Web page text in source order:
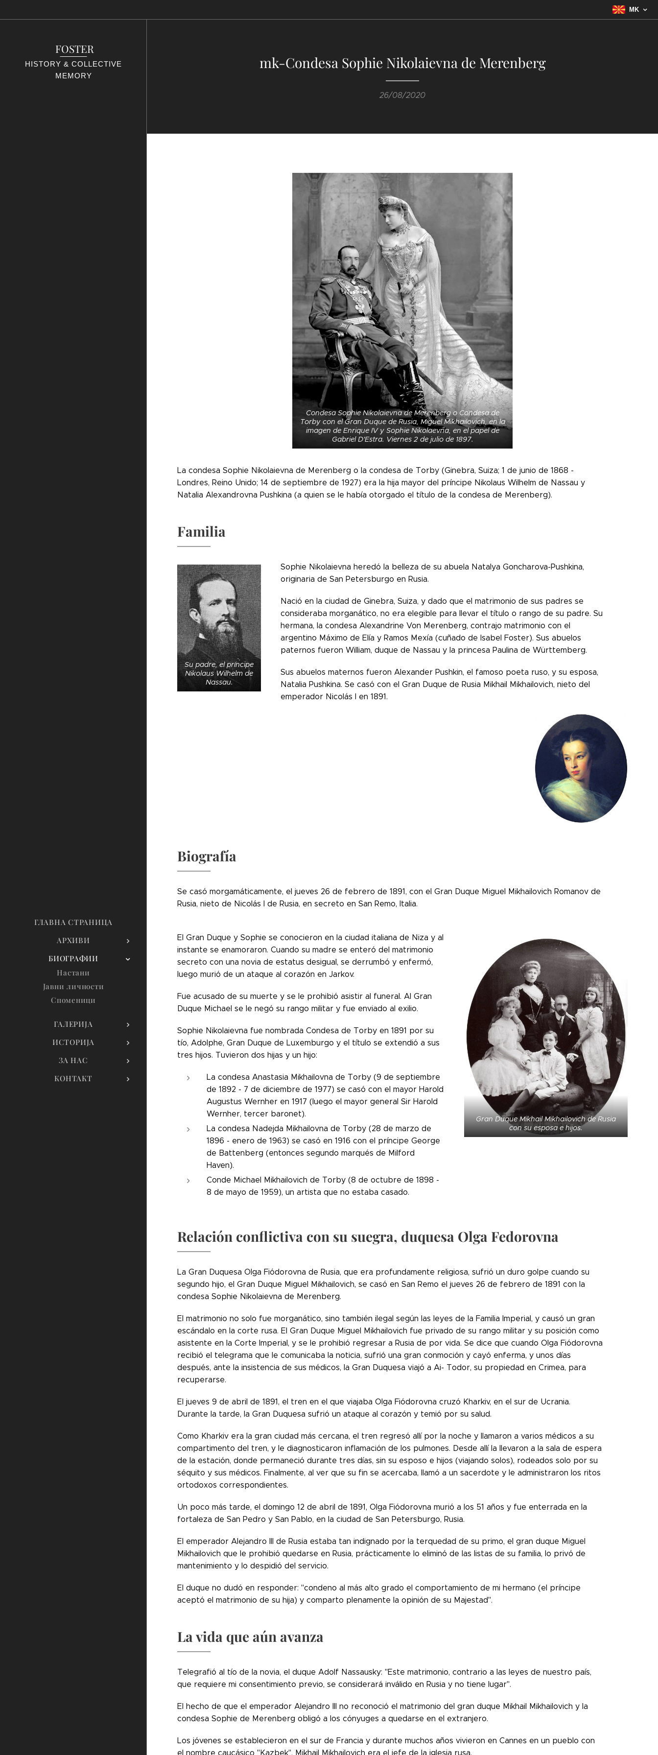
MK
FOSTER
HISTORY & COLLECTIVE
MEMORY
ГЛАВНА СТРАНИЦА
АРХИВИ
БИОГРАФИИ
Настани
Јавни личности
Споменици
ГАЛЕРИЈА
ИСТОРИЈА
ЗА НАС
КОНТАКТ
mk-Condesa Sophie Nikolaievna de Merenberg
26/08/2020
Condesa Sophie Nikolaievna de Merenberg o Condesa de
Torby con el Gran Duque de Rusia, Miguel Mikhailovich, en la
imagen de Enrique IV y Sophie Nikolaevna, en el papel de
Gabriel D'Estra. Viernes 2 de julio de 1897.
La condesa Sophie Nikolaievna de Merenberg o la condesa de Torby (Ginebra, Suiza; 1 de junio de 1868 -
Londres, Reino Unido; 14 de septiembre de 1927) era la hija mayor del príncipe Nikolaus Wilhelm de Nassau y
Natalia Alexandrovna Pushkina (a quien se le había otorgado el título de la condesa de Merenberg).
Familia
Su padre, el príncipe
Nikolaus Wilhelm de
Nassau.
Sophie Nikolaievna heredó la belleza de su abuela Natalya Goncharova-Pushkina,
originaria de San Petersburgo en Rusia.
Nació en la ciudad de Ginebra, Suiza, y dado que el matrimonio de sus padres se
consideraba morganático, no era elegible para llevar el título o rango de su padre. Su
hermana, la condesa Alexandrine Von Merenberg, contrajo matrimonio con el
argentino Máximo de Elía y Ramos Mexía (cuñado de Isabel Foster). Sus abuelos
paternos fueron William, duque de Nassau y la princesa Paulina de Württemberg.
Sus abuelos maternos fueron Alexander Pushkin, el famoso poeta ruso, y su esposa,
Natalia Pushkina. Se casó con el Gran Duque de Rusia Mikhail Mikhailovich, nieto del
emperador Nicolás I en 1891.
Biografía
Se casó morgamáticamente, el jueves 26 de febrero de 1891, con el Gran Duque Miguel Mikhailovich Romanov de
Rusia, nieto de Nicolás I de Rusia, en secreto en San Remo, Italia.
Gran Duque Mikhail Mikhailovich de Rusia
con su esposa e hijos.
El Gran Duque y Sophie se conocieron en la ciudad italiana de Niza y al
instante se enamoraron. Cuando su madre se enteró del matrimonio
secreto con una novia de estatus desigual, se derrumbó y enfermó,
luego murió de un ataque al corazón en Jarkov.
Fue acusado de su muerte y se le prohibió asistir al funeral. Al Gran
Duque Michael se le negó su rango militar y fue enviado al exilio.
Sophie Nikolaievna fue nombrada Condesa de Torby en 1891 por su
tío, Adolphe, Gran Duque de Luxemburgo y el título se extendió a sus
tres hijos. Tuvieron dos hijas y un hijo:
La condesa Anastasia Mikhailovna de Torby (9 de septiembre
de 1892 - 7 de diciembre de 1977) se casó con el mayor Harold
Augustus Wernher en 1917 (luego el mayor general Sir Harold
Wernher, tercer baronet).
La condesa Nadejda Mikhailovna de Torby (28 de marzo de
1896 - enero de 1963) se casó en 1916 con el príncipe George
de Battenberg (entonces segundo marqués de Milford
Haven).
Conde Michael Mikhailovich de Torby (8 de octubre de 1898 -
8 de mayo de 1959), un artista que no estaba casado.
Relación conflictiva con su suegra, duquesa Olga Fedorovna
La Gran Duquesa Olga Fiódorovna de Rusia, que era profundamente religiosa, sufrió un duro golpe cuando su
segundo hijo, el Gran Duque Miguel Mikhailovich, se casó en San Remo el jueves 26 de febrero de 1891 con la
condesa Sophie Nikolaievna de Merenberg.
El matrimonio no solo fue morganático, sino también ilegal según las leyes de la Familia Imperial, y causó un gran
escándalo en la corte rusa. El Gran Duque Miguel Mikhailovich fue privado de su rango militar y su posición como
asistente en la Corte Imperial, y se le prohibió regresar a Rusia de por vida. Se dice que cuando Olga Fiódorovna
recibió el telegrama que le comunicaba la noticia, sufrió una gran conmoción y cayó enferma, y ​​unos días
después, ante la insistencia de sus médicos, la Gran Duquesa viajó a Ai- Todor, su propiedad en Crimea, para
recuperarse.
El jueves 9 de abril de 1891, el tren en el que viajaba Olga Fiódorovna cruzó Kharkiv, en el sur de Ucrania.
Durante la tarde, la Gran Duquesa sufrió un ataque al corazón y temió por su salud.
Como Kharkiv era la gran ciudad más cercana, el tren regresó allí por la noche y llamaron a varios médicos a su
compartimento del tren, y le diagnosticaron inflamación de los pulmones. Desde allí la llevaron a la sala de espera
de la estación, donde permaneció durante tres días, sin su esposo e hijos (viajando solos), rodeados solo por su
séquito y sus médicos. Finalmente, al ver que su fin se acercaba, llamó a un sacerdote y le administraron los ritos
ortodoxos correspondientes.
Un poco más tarde, el domingo 12 de abril de 1891, Olga Fiódorovna murió a los 51 años y fue enterrada en la
fortaleza de San Pedro y San Pablo, en la ciudad de San Petersburgo, Rusia.
El emperador Alejandro III de Rusia estaba tan indignado por la terquedad de su primo, el gran duque Miguel
Mikhailovich que le prohibió quedarse en Rusia, prácticamente lo eliminó de las listas de su familia, lo privó de
mantenimiento y lo despidió del servicio.
El duque no dudó en responder: "condeno al más alto grado el comportamiento de mi hermano (el príncipe
aceptó el matrimonio de su hija) y comparto plenamente la opinión de su Majestad".
La vida que aún avanza
Telegrafió al tío de la novia, el duque Adolf Nassausky: "Este matrimonio, contrario a las leyes de nuestro país,
que requiere mi consentimiento previo, se considerará inválido en Rusia y no tiene lugar".
El hecho de que el emperador Alejandro III no reconoció el matrimonio del gran duque Mikhail Mikhailovich y la
condesa Sophie de Merenberg obligó a los cónyuges a quedarse en el extranjero.
Los jóvenes se establecieron en el sur de Francia y durante muchos años vivieron en Cannes en un pueblo con
el nombre caucásico "Kazbek". Mikhail Mikhailovich era el jefe de la iglesia rusa.